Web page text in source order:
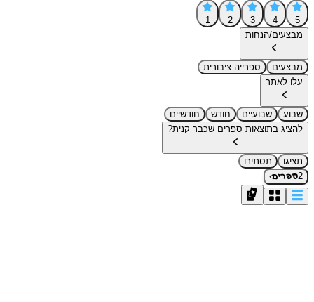
5
4
3
2
1
מבצעים/הנחות
מבצעים
ספרייה ציבורית
עלו לאתר
שבוע שבועיים חודש
חודשיים
להציג בתוצאות ספרים שכבר קנית?
תציגו
תסתירו
2ספרים›